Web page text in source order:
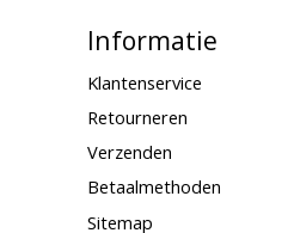
Informatie
Klantenservice
Retourneren
Verzenden
Betaalmethoden
Sitemap